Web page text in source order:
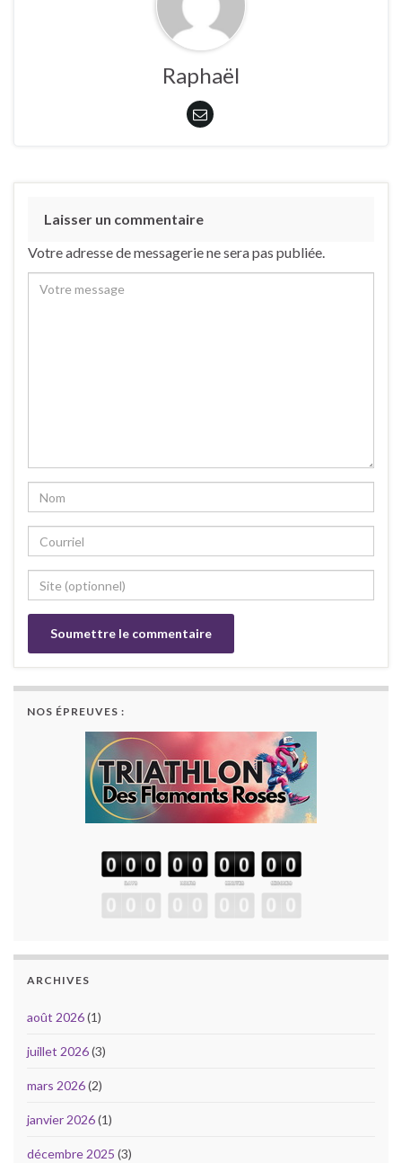
Raphaël
Laisser un commentaire
Votre adresse de messagerie ne sera pas publiée.
NOS ÉPREUVES :
ARCHIVES
août 2026(1)
juillet 2026(3)
mars 2026(2)
janvier 2026(1)
décembre 2025 (3)